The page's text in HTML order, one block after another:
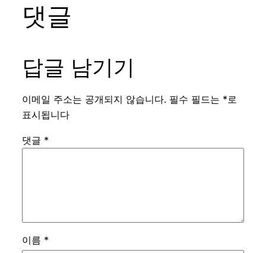
댓글
답글 남기기
이메일 주소는 공개되지 않습니다. 필수 필드는 *로
표시됩니다
댓글 *
이름 *